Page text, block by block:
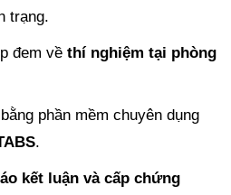
trạng.
đem về thí nghiệm tại phòng
phần mềm chuyên dụng
.
kết luận và cấp chứng